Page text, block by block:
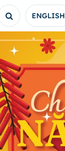
ENGLISH